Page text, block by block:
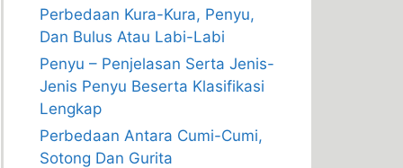
Perbedaan Kura-Kura, Penyu,
Dan Bulus Atau Labi-Labi
Penyu – Penjelasan Serta Jenis-
Jenis Penyu Beserta Klasifikasi
Lengkap
Perbedaan Antara Cumi-Cumi,
Sotong Dan Gurita